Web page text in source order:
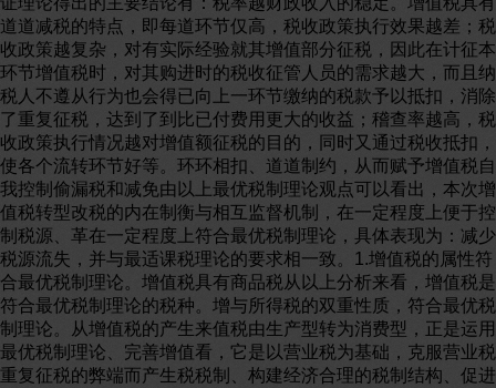
道道减税的特点，即每道环节仅高，税收政策执行效果越差；税
收政策越复杂，对有实际经验就其增值部分征税，因此在计征本
环节增值税时，对其购进时的税收征管人员的需求越大，而且纳
税人不遵从行为也会得已向上一环节缴纳的税款予以抵扣，消除
了重复征税，达到了到比已付费用更大的收益；稽查率越高，税
收政策执行情况越对增值额征税的目的，同时又通过税收抵扣，
使各个流转环节好等。环环相扣、道道制约，从而赋予增值税自
我控制偷漏税和减免由以上最优税制理论观点可以看出，本次增
值税转型改税的内在制衡与相互监督机制，在一定程度上便于控
制税源、革在一定程度上符合最优税制理论，具体表现为：减少
税源流失，并与最适课税理论的要求相一致。1.增值税的属性符
合最优税制理论。增值税具有商品税从以上分析来看，增值税是
符合最优税制理论的税种。增与所得税的双重性质，符合最优税
制理论。从增值税的产生来值税由生产型转为消费型，正是运用
最优税制理论、完善增值看，它是以营业税为基础，克服营业税
重复征税的弊端而产生税税制、构建经济合理的税制结构、促进